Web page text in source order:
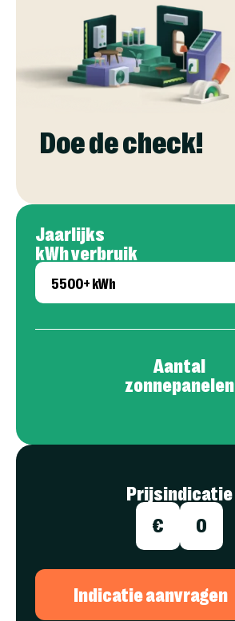
Jaarlijks
kWh verbruik
Aantal
zonnepanelen
Prijsindicatie
€
0
Indicatie aanvragen
Doe de check!